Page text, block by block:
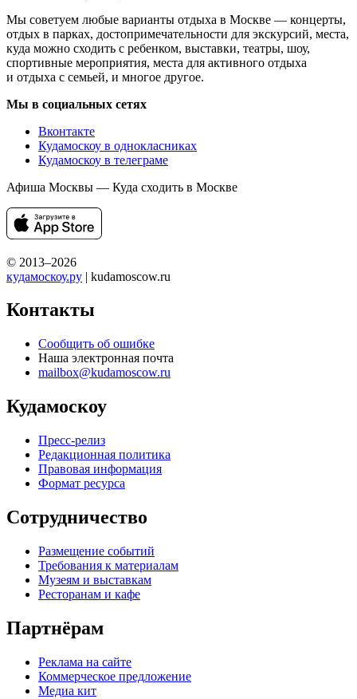
Мы советуем любые варианты отдыха в Москве — концерты,
отдых в парках, достопримечательности для экскурсий, места,
куда можно сходить с ребенком, выставки, театры, шоу,
спортивные мероприятия, места для активного отдыха
и отдыха с семьей, и многое другое.
Мы в социальных сетях
Вконтакте
Кудамоскоу в однокласниках
Кудамоскоу в телеграме
Афиша Москвы — Куда сходить в Москве
© 2013–2026
кудамоскоу.ру | kudamoscow.ru
Контакты
Сообщить об ошибке
Наша электронная почта
mailbox@kudamoscow.ru
Кудамоскоу
Пресс-релиз
Редакционная политика
Правовая информация
Формат ресурса
Сотрудничество
Размещение событий
Требования к материалам
Музеям и выставкам
Ресторанам и кафе
Партнёрам
Реклама на сайте
Коммерческое предложение
Медиа кит